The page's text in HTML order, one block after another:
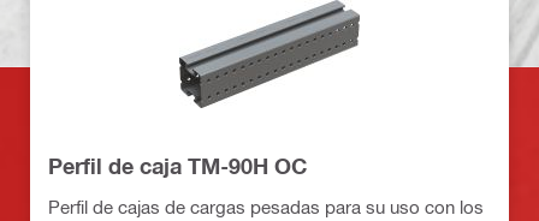
Perfil de caja TM-90H OC
Perfil de cajas de cargas pesadas para su uso con los